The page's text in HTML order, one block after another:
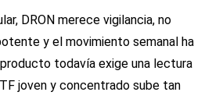
DRON merece vigilancia, no
y el movimiento semanal ha
todavía exige una lectura
joven y concentrado sube tan